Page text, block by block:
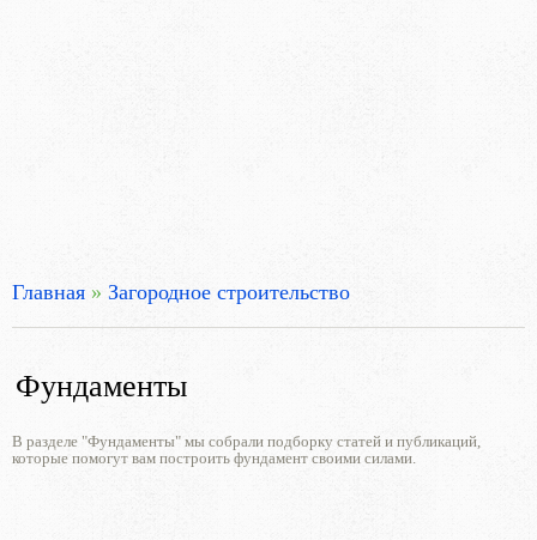
Главная » Загородное строительство
Фундаменты
В разделе "Фундаменты" мы собрали подборку статей и публикаций,
которые помогут вам построить фундамент своими силами.